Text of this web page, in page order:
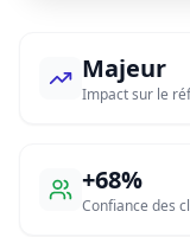
Majeur
Impact sur le
+68%
Confiance des